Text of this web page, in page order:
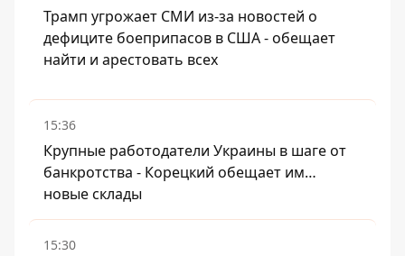
Трамп угрожает СМИ из-за новостей о
дефиците боеприпасов в США - обещает
найти и арестовать всех
15:36
Крупные работодатели Украины в шаге от
банкротства - Корецкий обещает им…
новые склады
15:30